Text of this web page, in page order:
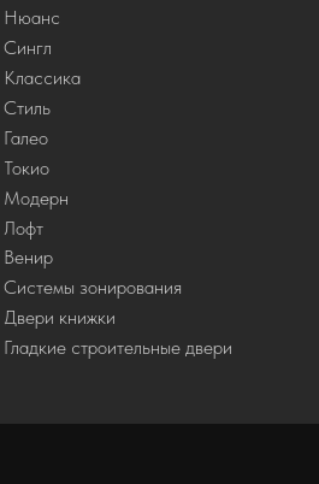
Нюанс
Сингл
Классика
Стиль
Галео
Токио
Модерн
Лофт
Системы зонирования
Двери книжки
Гладкие строительные двери
Венир